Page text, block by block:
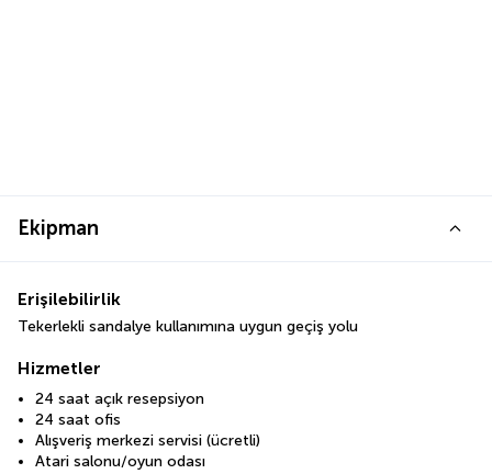
Ekipman
Erişilebilirlik
Tekerlekli sandalye kullanımına uygun geçiş yolu
Hizmetler
24 saat açık resepsiyon
24 saat ofis
Alışveriş merkezi servisi (ücretli)
Atari salonu/oyun odası